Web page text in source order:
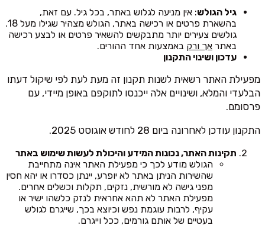
גיל הגולש: אין מניעה לגלוש באתר, בכל גיל. עם זאת,
בהשארת פרטים או רכישה באתר, הגולש מצהיר שגילו מעל 18.
גולשים צעירים יותר מתבקשים להשאיר פרטים או לבצע רכישה
באתר אך ורק באמצעות אחד ההורים.
עדכון ושינוי התקנון
מפעילת האתר רשאית לשנות תקנון זה מעת לעת לפי שיקול דעתו
הבלעדי והמלא, ושינויים אלה ייכנסו לתוקפם באופן מיידי, עם
פרסומם.
התקנון עודכן לאחרונה ביום 28 לחודש אוגוסט 2025.
תקינות האתר, נכונות המידע והיכולת לעשות שימוש באתר
הגולש מודע לכך כי מפעילת האתר אינה מתחייבת
שהשירות הניתן באתר לא יופרע, יינתן כסדרו או יהא חסין
מפני גישה לא מורשית, נזקים, תקלות וכשלים אחרים.
מפעילת האתר לא תהא אחראית לנזק כלשהו ישיר או
עקיף, לרבות עוגמת נפש וכיוצא בכך, שייגרם לגולש
בעטיים של אותם גורמים, ככל וייגרם.